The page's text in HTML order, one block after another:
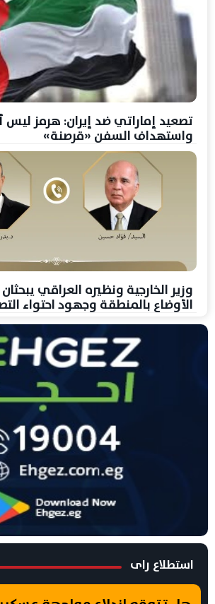
تصعيد إماراتي ضد إيران: هرمز ليس
واستهداف السفن «قرصنة»
وزير الخارجية ونظيره العراقي
الأوضاع بالمنطقة وجهود احتواء
استطلاع راى